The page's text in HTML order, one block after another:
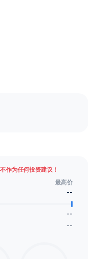
作为任何投资建议！
最高价
--
--
--